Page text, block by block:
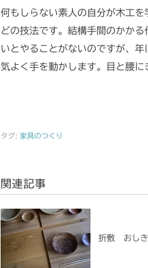
何もしらない素人の自分が木工
どの技法です。結構手間のかか
いとやることがないのですが、
気よく手を動かします。目と腰に
タグ: 家具のつくり
関連記事
折敷 おしき